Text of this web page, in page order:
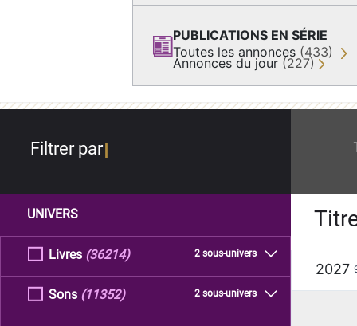
PUBLICATIONS EN SÉRIE
Toutes les annonces (433)
Annonces du jour (227)
Filtrer par
UNIVERS
Livres 2 sous-univers
(36214)
Sons 2 sous-univers
(11352)
2027